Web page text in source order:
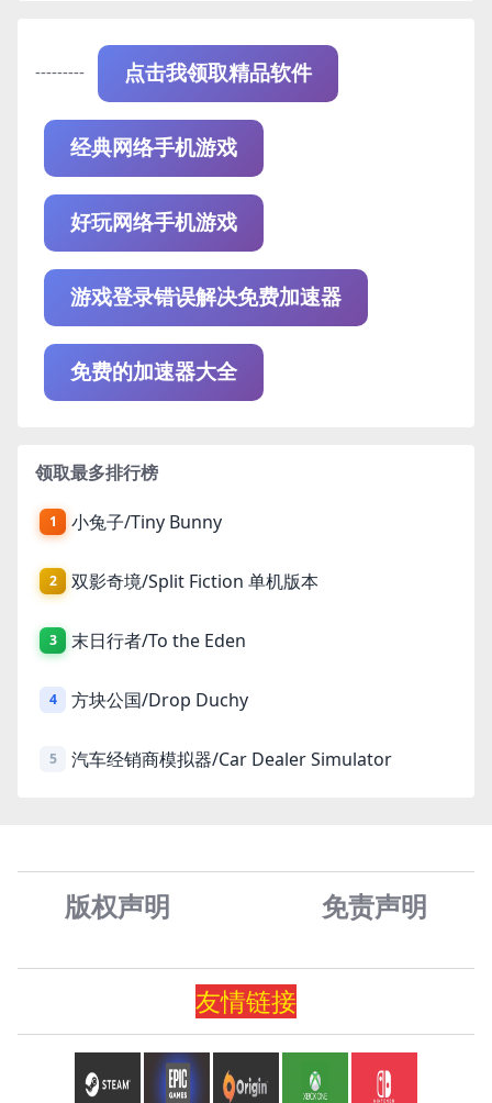
--------- 点击我领取精品软件
经典网络手机游戏
好玩网络手机游戏
游戏登录错误解决免费加速器
免费的加速器大全
领取最多排行榜
1 小兔子/Tiny Bunny
2 双影奇境/Split Fiction 单机版本
3 末日行者/To the Eden
4 方块公国/Drop Duchy
5 汽车经销商模拟器/Car Dealer Simulator
版权声明 免责声明
友情链接